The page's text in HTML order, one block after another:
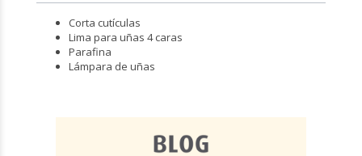
Corta cutículas
Lima para uñas 4 caras
Parafina
Lámpara de uñas